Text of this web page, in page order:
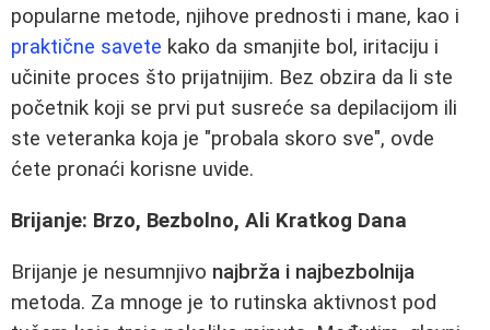
popularne metode, njihove prednosti i mane, kao i
praktične savete kako da smanjite bol, iritaciju i
učinite proces što prijatnijim. Bez obzira da li ste
početnik koji se prvi put susreće sa depilacijom ili
ste veteranka koja je "probala skoro sve", ovde
ćete pronaći korisne uvide.
Brijanje: Brzo, Bezbolno, Ali Kratkog Dana
Brijanje je nesumnjivo najbrža i najbezbolnija
metoda. Za mnoge je to rutinska aktivnost pod